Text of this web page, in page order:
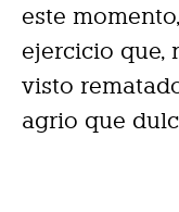
este
ejercicio que,
visto
agrio que